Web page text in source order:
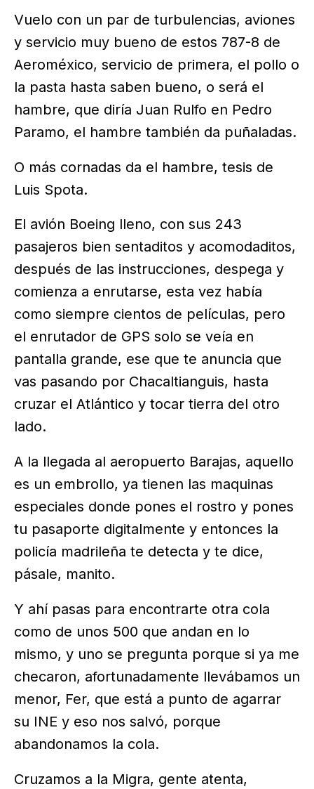
Vuelo con un par de turbulencias, aviones
y servicio muy bueno de estos 787-8 de
Aeroméxico, servicio de primera, el pollo o
la pasta hasta saben bueno, o será el
hambre, que diría Juan Rulfo en Pedro
Paramo, el hambre también da puñaladas.
O más cornadas da el hambre, tesis de
Luis Spota.
El avión Boeing lleno, con sus 243
pasajeros bien sentaditos y acomodaditos,
después de las instrucciones, despega y
comienza a enrutarse, esta vez había
como siempre cientos de películas, pero
el enrutador de GPS solo se veía en
pantalla grande, ese que te anuncia que
vas pasando por Chacaltianguis, hasta
cruzar el Atlántico y tocar tierra del otro
lado.
A la llegada al aeropuerto Barajas, aquello
es un embrollo, ya tienen las maquinas
especiales donde pones el rostro y pones
tu pasaporte digitalmente y entonces la
policía madrileña te detecta y te dice,
pásale, manito.
Y ahí pasas para encontrarte otra cola
como de unos 500 que andan en lo
mismo, y uno se pregunta porque si ya me
checaron, afortunadamente llevábamos un
menor, Fer, que está a punto de agarrar
su INE y eso nos salvó, porque
abandonamos la cola.
Cruzamos a la Migra, gente atenta,